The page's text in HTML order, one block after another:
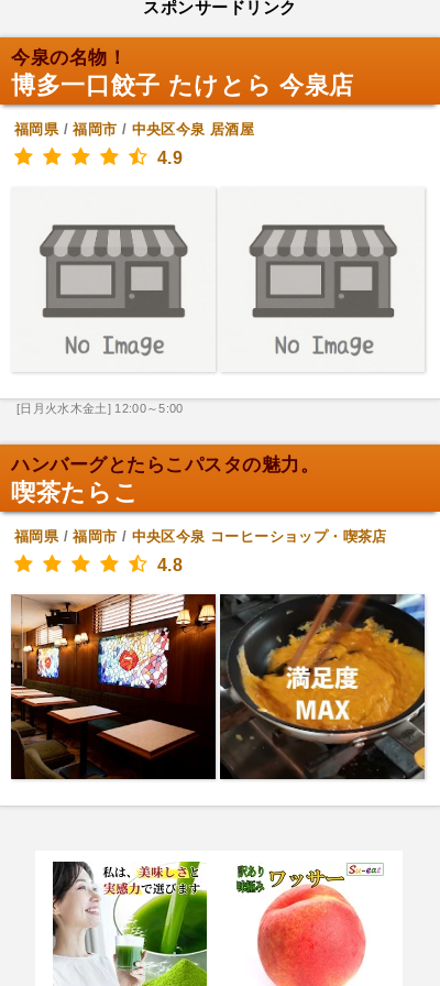
スポンサードリンク
今泉の名物！
博多一口餃子 たけとら 今泉店
福岡県/福岡市 / 中央区今泉 居酒屋
4.9
[日月火水木金土] 12:00～5:00
ハンバーグとたらこパスタの魅力。
喫茶たらこ
福岡県/福岡市 / 中央区今泉 コーヒーショップ・喫茶店
4.8